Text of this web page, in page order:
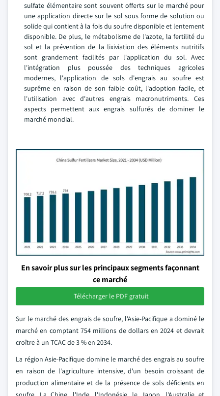
sulfate élémentaire sont souvent offerts sur le marché pour
une application directe sur le sol sous forme de solution ou
solide qui contient à la fois du soufre disponible et lentement
disponible. De plus, le métabolisme de l'azote, la fertilité du
sol et la prévention de la lixiviation des éléments nutritifs
sont grandement facilités par l'application du sol. Avec
l'intégration plus poussée des techniques agricoles
modernes, l'application de sols d'engrais au soufre est
suprême en raison de son faible coût, l'adoption facile, et
l'utilisation avec d'autres engrais macronutriments. Ces
aspects permettent aux engrais sulfurés de dominer le
marché mondial.
En savoir plus sur les principaux segments façonnant
ce marché
Télécharger le PDF gratuit
Sur le marché des engrais de soufre, l'Asie-Pacifique a dominé le
marché en comptant 754 millions de dollars en 2024 et devrait
croître à un TCAC de 3 % en 2034.
La région Asie-Pacifique domine le marché des engrais au soufre
en raison de l'agriculture intensive, d'un besoin croissant de
production alimentaire et de la présence de sols déficients en